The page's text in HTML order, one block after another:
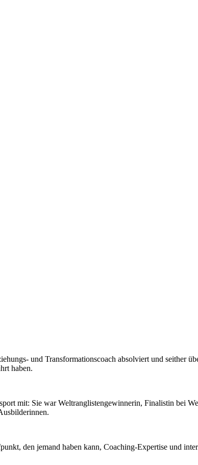
und Transformationscoach absolviert und seither
haben.
mit: Sie war Weltranglistengewinnerin, Finalistin bei
den jemand haben kann, Coaching-Expertise und